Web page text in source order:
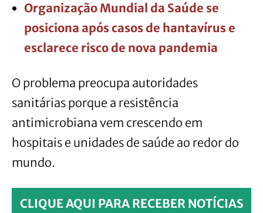
Organização Mundial da Saúde se
posiciona após casos de hantavírus e
esclarece risco de nova pandemia
O problema preocupa autoridades
sanitárias porque a resistência
antimicrobiana vem crescendo em
hospitais e unidades de saúde ao redor do
mundo.
CLIQUE AQUI PARA RECEBER NOTÍCIAS